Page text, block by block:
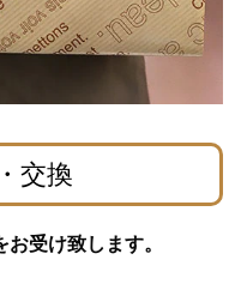
交換
受け致します。